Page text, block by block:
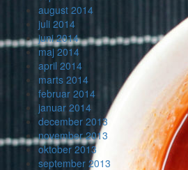
august 2014
juli 2014
juni 2014
maj 2014
april 2014
marts 2014
februar 2014
januar 2014
december 2013
november 2013
oktober 2013
september 2013